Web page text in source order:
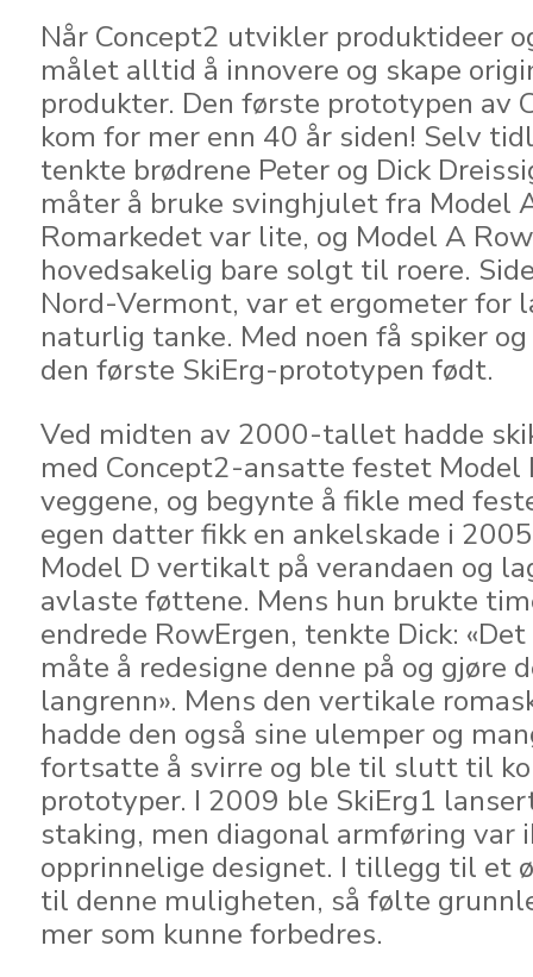
Når Concept2 utvikler produktideer
målet alltid å innovere og skape
produkter. Den første prototypen av
kom for mer enn 40 år siden! Selv
tenkte brødrene Peter og Dick
måter å bruke svinghjulet fra Model
Romarkedet var lite, og Model A
hovedsakelig bare solgt til roere.
Nord-Vermont, var et ergometer for
naturlig tanke. Med noen få spiker
den første SkiErg-prototypen født.
Ved midten av 2000-tallet hadde
med Concept2-ansatte festet Model
veggene, og begynte å fikle med
egen datter fikk en ankelskade i
Model D vertikalt på verandaen og
avlaste føttene. Mens hun brukte
endrede RowErgen, tenkte Dick:
måte å redesigne denne på og gjøre
langrenn». Mens den vertikale
hadde den også sine ulemper og
fortsatte å svirre og ble til slutt til
prototyper. I 2009 ble SkiErg1
staking, men diagonal armføring var
opprinnelige designet. I tillegg til et
til denne muligheten, så følte
mer som kunne forbedres.